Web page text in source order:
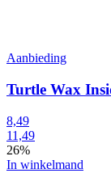
Aanbieding
Turtle Wax
8,49
11,49
26%
In winkelmand